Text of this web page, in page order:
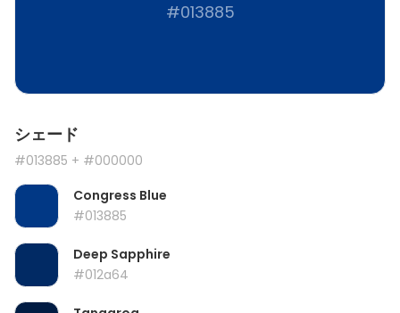
#013885
シェード
#013885 + #000000
Congress Blue
#013885
Deep Sapphire
#012a64